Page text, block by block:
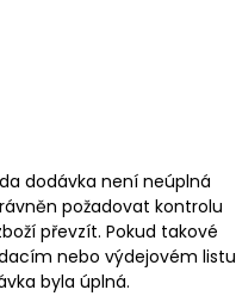
dodávka není neúplná
požadovat kontrolu
převzít. Pokud takové
nebo výdejovém listu
byla úplná.